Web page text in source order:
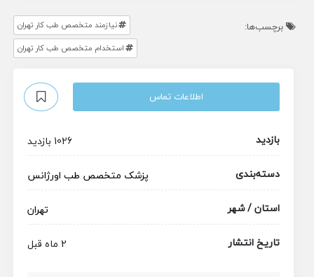
برچسب‌ها:
نیازمند متخصص طب کار تهران
استخدام متخصص طب کار تهران
اطلاعات تماس
بازدید
1026 بازدید
دسته‌بندی
پزشک متخصص طب اورژانس
استان / شهر
تهران
تاریخ انتشار
2 ماه قبل